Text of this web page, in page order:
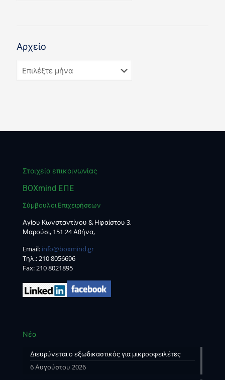
Αρχείο
Στοιχεία επικοινωνίας
BOXmind ΕΠΕ
Σύμβουλοι Επιχειρήσεων
Αγίου Κωνσταντίνου & Ηφαίστου 3,
Μαρούσι, 151 24 Αθήνα,
Email: info@boxmind.gr
Tηλ.:210 8056696
Fax: 210 8021895
Νέα
Διευρύνεται ο εξωδικαστικός για μικροοφειλέτες
6 Αυγούστου 2026